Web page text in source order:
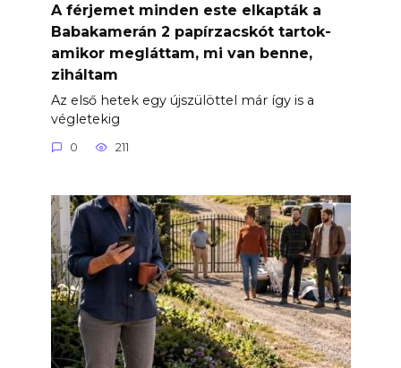
A férjemet minden este elkapták a
Babakamerán 2 papírzacskót tartok-
amikor megláttam, mi van benne,
ziháltam
Az első hetek egy újszülöttel már így is a
végletekig
0 211